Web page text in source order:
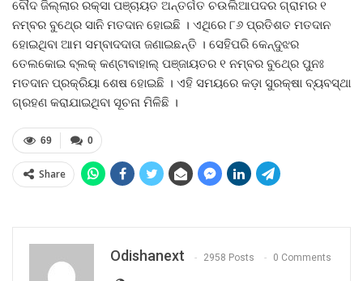
ବୌଦ ଜିଲ୍ଲାର ରକ୍‍ସା ପଞ୍ଚାୟତ ଅନ୍ତର୍ଗତ ଚଉଲିଆପଦର ଗ୍ରାମର ୧
ନମ୍ବର ବୁଥ୍‍ରେ ସାନି ମତଦାନ ହୋଇଛି । ଏଥିରେ ୮୬ ପ୍ରତିଶତ ମତଦାନ
ହୋଇଥିବା ଆମ ସମ୍ବାଦଦାତା ଜଣାଇଛନ୍ତି । ସେହିପରି କେନ୍ଦୁଝର
ତେଲକୋଇ ବ୍ଲକ୍‍ କଣ୍ଟାବାହାଲ୍‍ ପଞ୍ଜାୟତର ୧ ନମ୍ବର ବୁଥ୍‍ରେ ପୁନଃ
ମତଦାନ ପ୍ରକ୍ରିୟା ଶେଷ ହୋଇଛି । ଏହି ସମୟରେ କଡ଼ା ସୁରକ୍ଷା ବ୍ୟବସ୍ଥା
ଗ୍ରହଣ କରାଯାଇଥିବା ସୂଚନା ମିଳିଛି ।
0
69
Share
Odishanext 2958 Posts 0 Comments